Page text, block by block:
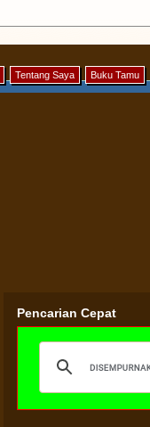
Tentang Saya Buku Tamu
Pencarian Cepat